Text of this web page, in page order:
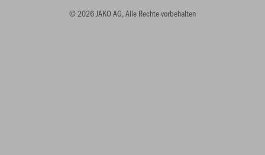
© 2026 JAKO AG, Alle Rechte vorbehalten